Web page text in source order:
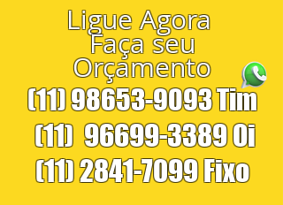
Ligue Agora
Faça seu
Orçamento
(11) 98653-9093Tim
(11) 96699-3389Oi
(11) 2841-7099Fixo